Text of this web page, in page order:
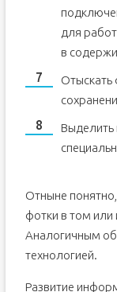
для
в
Выделить
Отныне
фотки в том или
Аналогичным
технологией.
Развитие